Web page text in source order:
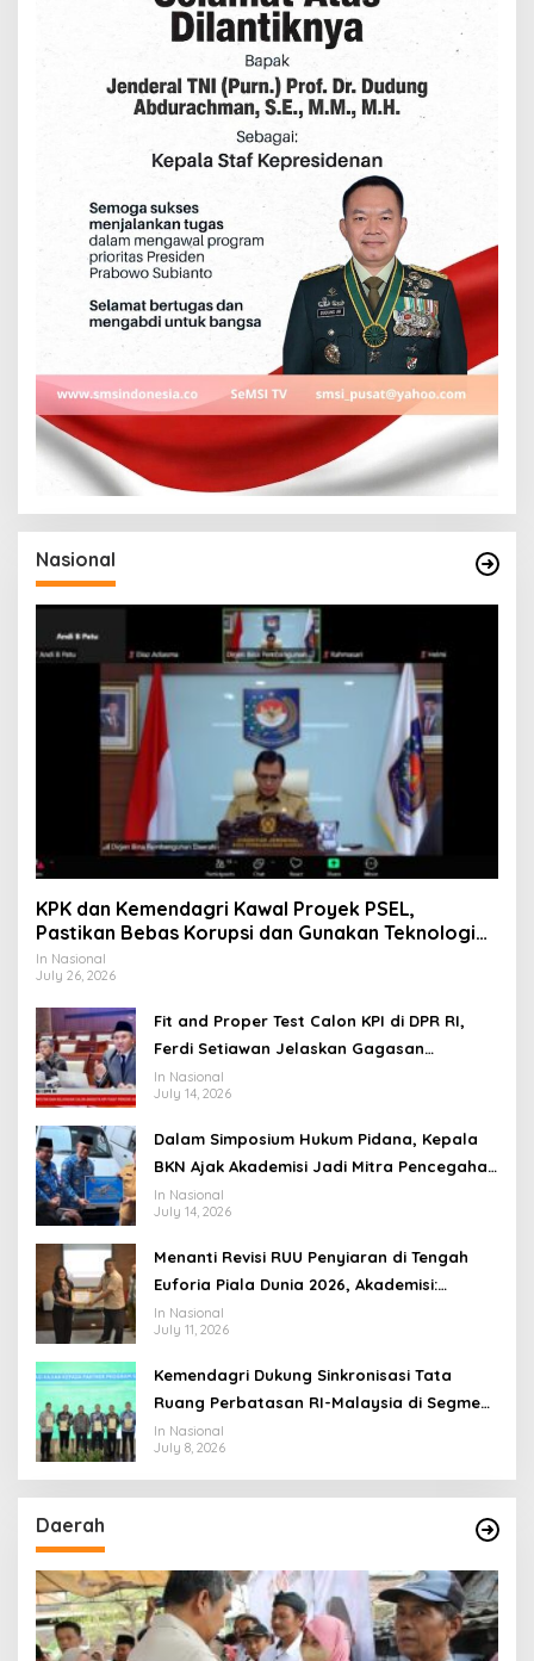
Nasional
KPK dan Kemendagri Kawal Proyek PSEL,
Pastikan Bebas Korupsi dan Gunakan Teknologi
Ramah Lingkungan
In Nasional
July 26, 2026
Fit and Proper Test Calon KPI di DPR RI,
Ferdi Setiawan Jelaskan Gagasan
Transformasi Menuju Ekosistem Penyiaran
yang Adaptif
In Nasional
July 14, 2026
Dalam Simposium Hukum Pidana, Kepala
BKN Ajak Akademisi Jadi Mitra Pencegahan
Tindak Pidana di Birokrasi
In Nasional
July 14, 2026
Menanti Revisi RUU Penyiaran di Tengah
Euforia Piala Dunia 2026, Akademisi:
Jangan Terus Jadi “Messi dan Ronaldo”
Legislasi
In Nasional
July 11, 2026
Kemendagri Dukung Sinkronisasi Tata
Ruang Perbatasan RI-Malaysia di Segmen
Sinapad-Sesai
In Nasional
July 8, 2026
Daerah